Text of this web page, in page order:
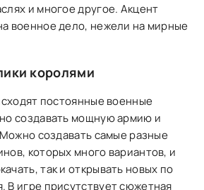
и многое другое. Акцент
военное дело, нежели на мирные
королями
постоянные военные
создавать мощную армию и
создавать самые разные
которых много вариантов, и
так и открывать новых по
В игре присутствует сюжетная